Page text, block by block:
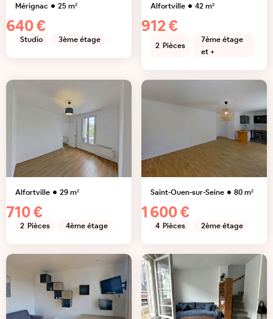
Mérignac 25m²
640 €
Studio 3ème étage
Alfortville 42m²
912 €
2 Pièces
7ème étage
et +
Alfortville 29m²
710 €
2 Pièces 4ème étage
Saint-Ouen-sur-Seine 80m²
1 600 €
4 Pièces 2ème étage